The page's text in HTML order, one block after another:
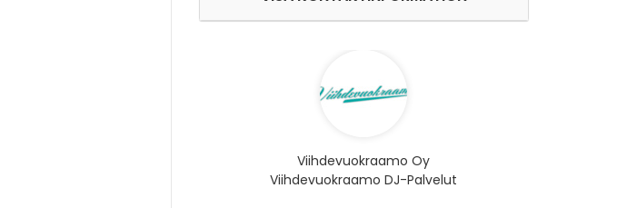
Viihdevuokraamo Oy
Viihdevuokraamo DJ-Palvelut